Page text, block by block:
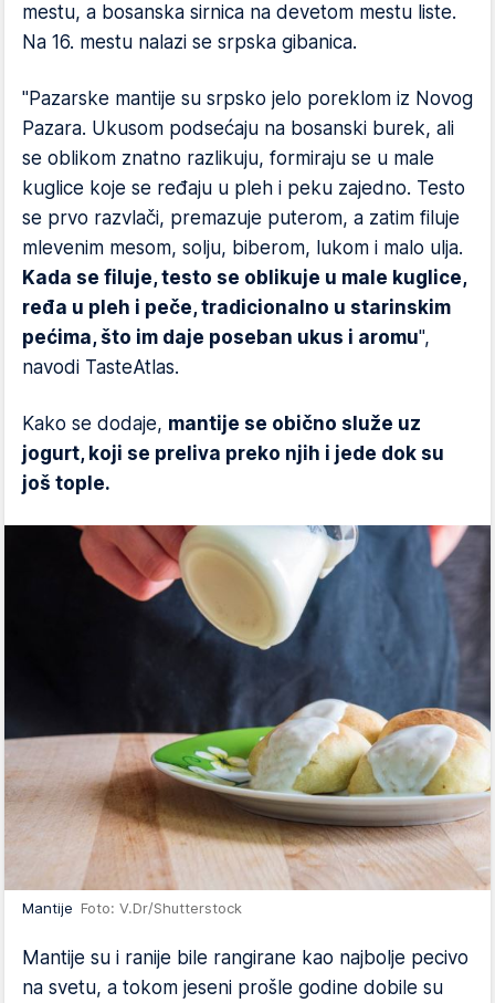
mestu, a bosanska sirnica na devetom mestu liste.
Na 16. mestu nalazi se srpska gibanica.
"Pazarske mantije su srpsko jelo poreklom iz Novog
Pazara. Ukusom podsećaju na bosanski burek, ali
se oblikom znatno razlikuju, formiraju se u male
kuglice koje se ređaju u pleh i peku zajedno. Testo
se prvo razvlači, premazuje puterom, a zatim filuje
mlevenim mesom, solju, biberom, lukom i malo ulja.
Kada se filuje, testo se oblikuje u male kuglice,
ređa u pleh i peče, tradicionalno u starinskim
pećima, što im daje poseban ukus i aromu",
navodi TasteAtlas.
Kako se dodaje, mantije se obično služe uz
jogurt, koji se preliva preko njih i jede dok su
još tople.
Mantije Foto: V.Dr/Shutterstock
Mantije su i ranije bile rangirane kao najbolje pecivo
na svetu, a tokom jeseni prošle godine dobile su